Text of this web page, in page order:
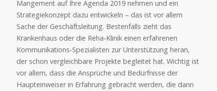
Mangement auf Ihre Agenda 2019 nehmen und ein
Strategiekonzept dazu entwickeln – das ist vor allem
Sache der Geschäftsleitung. Bestenfalls zieht das
Krankenhaus oder die Reha-Klinik einen erfahrenen
Kommunikations-Spezialisten zur Unterstützung heran,
der schon vergleichbare Projekte begleitet hat. Wichtig ist
vor allem, dass die Ansprüche und Bedürfnisse der
Haupteinweiser in Erfahrung gebracht werden, die dann